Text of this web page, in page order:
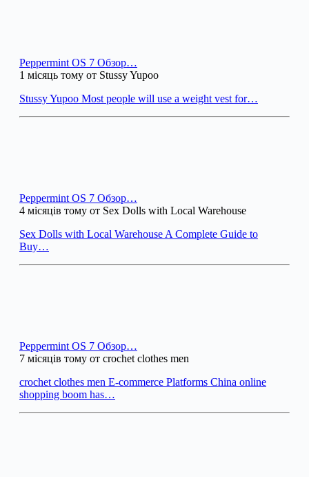
Peppermint OS 7 Обзор…
1 місяць тому от Stussy Yupoo
Stussy Yupoo Most people will use a weight vest for…
Peppermint OS 7 Обзор…
4 місяців тому от Sex Dolls with Local Warehouse
Sex Dolls with Local Warehouse A Complete Guide to
Buy…
Peppermint OS 7 Обзор…
7 місяців тому от crochet clothes men
crochet clothes men E-commerce Platforms China online
shopping boom has…